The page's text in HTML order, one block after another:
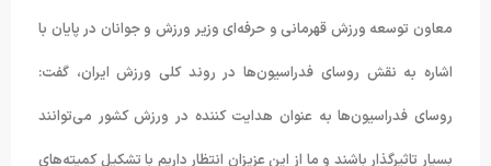
معاون توسعه ورزش قهرمانی و حرفه‌ای وزیر ورزش و جوانان در پایان با
اشاره به نقش روسای فدراسیون‌ها در روند کلی ورزش ایران، گفت:
روسای فدراسیون‌ها به عنوان هدایت کننده در ورزش کشور می‌توانند
بسیار تاثیرگذار باشند و ما از این عزیزان انتظار داریم با تشکیل کمیته‌های